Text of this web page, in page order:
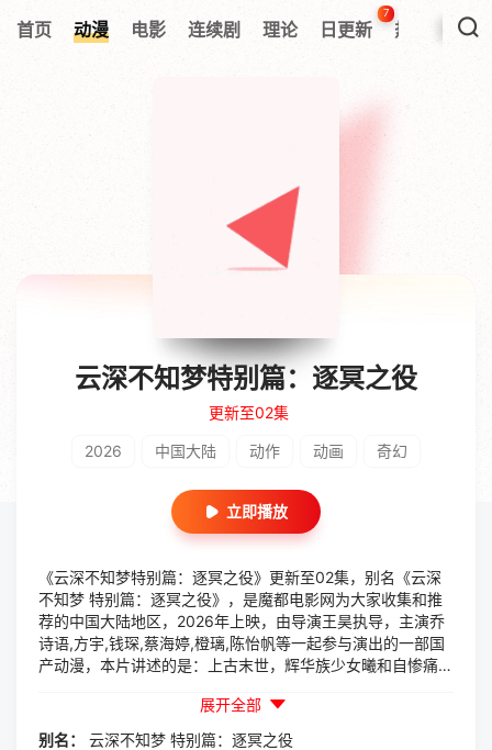
首页 动漫 电影 连续剧 理论 日更新
7
热搜榜
云深不知梦特别篇：逐冥之役
更新至02集
2026 中国大陆 动作 动画 奇幻
立即播放
《云深不知梦特别篇：逐冥之役》更新至02集，别名《云深
不知梦 特别篇：逐冥之役》，是魔都电影网为大家收集和推
荐的中国大陆地区，2026年上映，由导演王昊执导，主演乔
诗语,方宇,钱琛,蔡海婷,橙璃,陈怡帆等一起参与演出的一部国
产动漫，本片讲述的是：上古末世，辉华族少女曦和自惨痛的
展开全部
别名：
云深不知梦 特别篇：逐冥之役